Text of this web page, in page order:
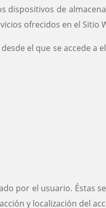
dispositivos de
ofrecidos en el Sitio
el que se accede a
por el usuario. Éstas
y localización del